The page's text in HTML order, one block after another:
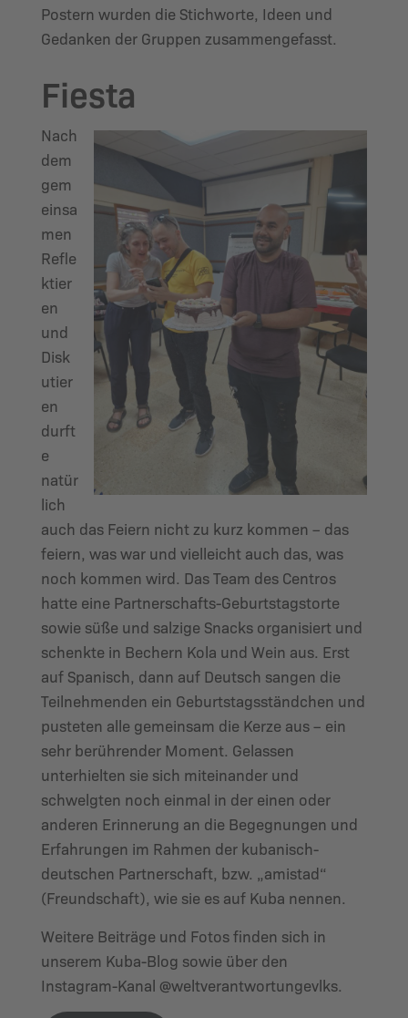
Postern wurden die Stichworte, Ideen und
Gedanken der Gruppen zusammengefasst.
Fiesta
Nach
dem
gem
einsa
men
Refle
ktier
en
und
Disk
utier
en
durft
e
natür
lich
auch das Feiern nicht zu kurz kommen – das
feiern, was war und vielleicht auch das, was
noch kommen wird. Das Team des Centros
hatte eine Partnerschafts-Geburtstagstorte
sowie süße und salzige Snacks organisiert und
schenkte in Bechern Kola und Wein aus. Erst
auf Spanisch, dann auf Deutsch sangen die
Teilnehmenden ein Geburtstagsständchen und
pusteten alle gemeinsam die Kerze aus – ein
sehr berührender Moment. Gelassen
unterhielten sie sich miteinander und
schwelgten noch einmal in der einen oder
anderen Erinnerung an die Begegnungen und
Erfahrungen im Rahmen der kubanisch-
deutschen Partnerschaft, bzw. „amistad“
(Freundschaft), wie sie es auf Kuba nennen.
Weitere Beiträge und Fotos finden sich in
unserem Kuba-Blog sowie über den
Instagram-Kanal @weltverantwortungevlks.